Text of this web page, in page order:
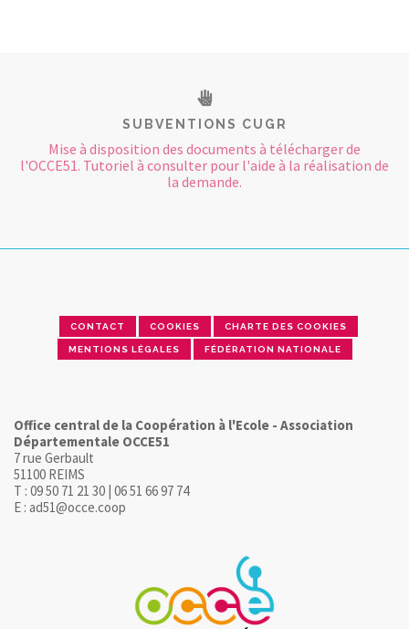
SUBVENTIONS CUGR
Mise à disposition des documents à télécharger de
l'OCCE51. Tutoriel à consulter pour l'aide à la réalisation de
la demande.
CONTACT COOKIES CHARTE DES COOKIES
MENTIONS LÉGALES FÉDÉRATION NATIONALE
Office central de la Coopération à l'Ecole - Association
Départementale OCCE51
7 rue Gerbault
51100 REIMS
T : 09 50 71 21 30 | 06 51 66 97 74
E : ad51@occe.coop